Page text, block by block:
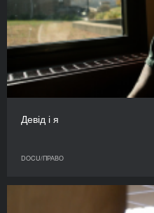
Девід і я
DOCU/ПРАВО